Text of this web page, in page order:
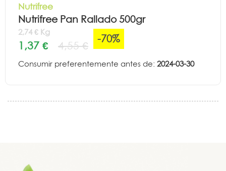
Nutrifree
Nutrifree Pan Rallado 500gr
2,74 € Kg
1,37 € 4,55 €
-70%
Consumir preferentemente antes de: 2024-03-30